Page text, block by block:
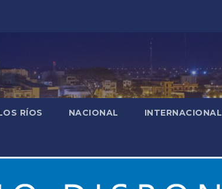
RÍOS NACIONAL INTERNACIONAL